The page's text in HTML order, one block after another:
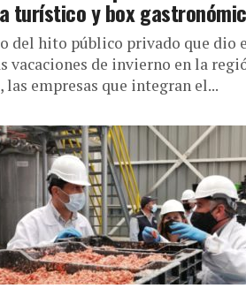
turístico y box
del hito público privado que dio
vacaciones de invierno en la
las empresas que integran el...